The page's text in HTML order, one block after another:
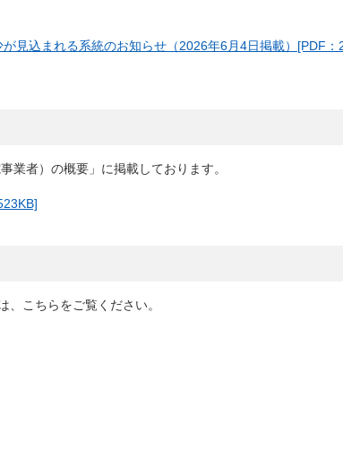
見込まれる系統のお知らせ（2026年6月4日掲載）[PDF：
業者）の概要」に掲載しております。
こちらをご覧ください。